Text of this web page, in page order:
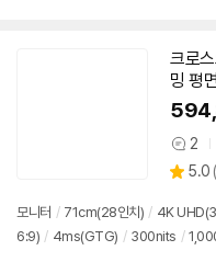
크로
밍 평
상
품
견
2
별
점
5.0 (
모니터 / 71cm(28인치) / 4K
6:9) / 4ms(GTG) / 300nits /